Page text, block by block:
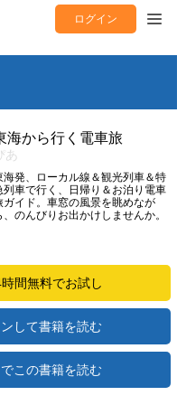
ログイン
海から行く電車旅
あ
海発、ローカル線＆観光列車＆特
列車で行く、日帰り＆お泊り電車
ガイド。車窓の風景を眺めなが
、のんびりお出かけしませんか。
間無料でお試し
して書籍を読む
この書籍を読む